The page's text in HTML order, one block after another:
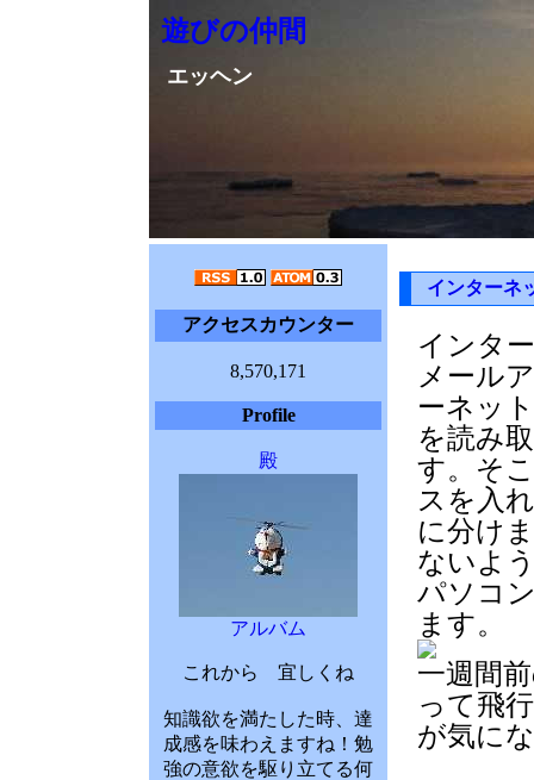
遊びの仲間
エッヘン
アクセスカウンター
8,570,171
Profile
殿
アルバム
これから 宜しくね
知識欲を満たした時、達
成感を味わえますね！勉
強の意欲を駆り立てる何
インターネ
インタ
メール
ーネッ
を読み
す。そ
スを入
に分け
ないよ
パソコ
ます。
一週間
って飛
が気に